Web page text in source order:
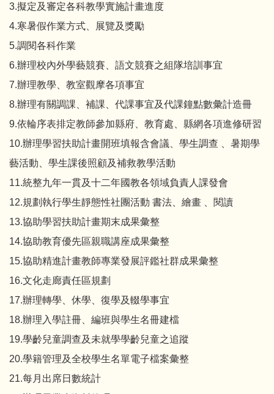
3.擬定及審定各科教學實施計畫進度
4.寒暑假作業方式、展覽及獎勵
5.調閱各科作業
6.辦理校內外學藝競賽、語文競賽之組隊培訓事宜
7.辦理教學、教室觀摩各項事宜
8.辦理有關調課、補課、代課事宜及代課鐘點數彙計造冊
9.依輪序表排定教師參加縣府、教育處、縣網各項進修研習
10.辦理學習扶助計畫開班填報含會議、學生調查 、暑期學
藝活動、學生課後照顧及補救教學活動
11.統整九年一貫及十二年國教各領域負責人課發會
12.規劃執行學生靜態性社團活動 書法、繪畫 、閱讀
13.協助學習扶助計畫期末成果彙整
14.協助教育優先區親職講座成果彙整
15.協助精進計畫教師專業發展評鑑社群成果彙整
16.文化走廊責任區規劃
17.辦理轉學、休學、復學及輟學事宜
18.辦理入學註冊、編班與學生名冊建檔
19.學齡兒童調查及未就學學齡兒童之追蹤
20.學籍管理及全校學生名單電子檔案彙整
21.每月出席日數統計